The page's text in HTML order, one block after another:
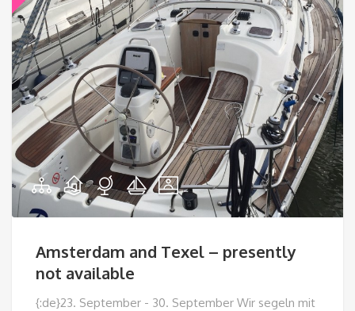
Amsterdam and Texel – presently
not available
{:de}23. September - 30. September Wir segeln mit